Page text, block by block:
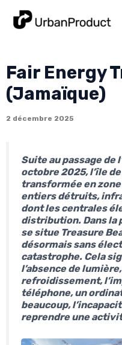
Fair Energy
(Jamaïque)
2 décembre 2025
Suite au passage de
octobre 2025, l’île
transformée en
entiers détruits,
dont les centrales
distribution. Dans la
se situe Treasure
désormais sans
catastrophe. Cela
l’absence de
refroidissement,
téléphone, un
beaucoup,
reprendre une